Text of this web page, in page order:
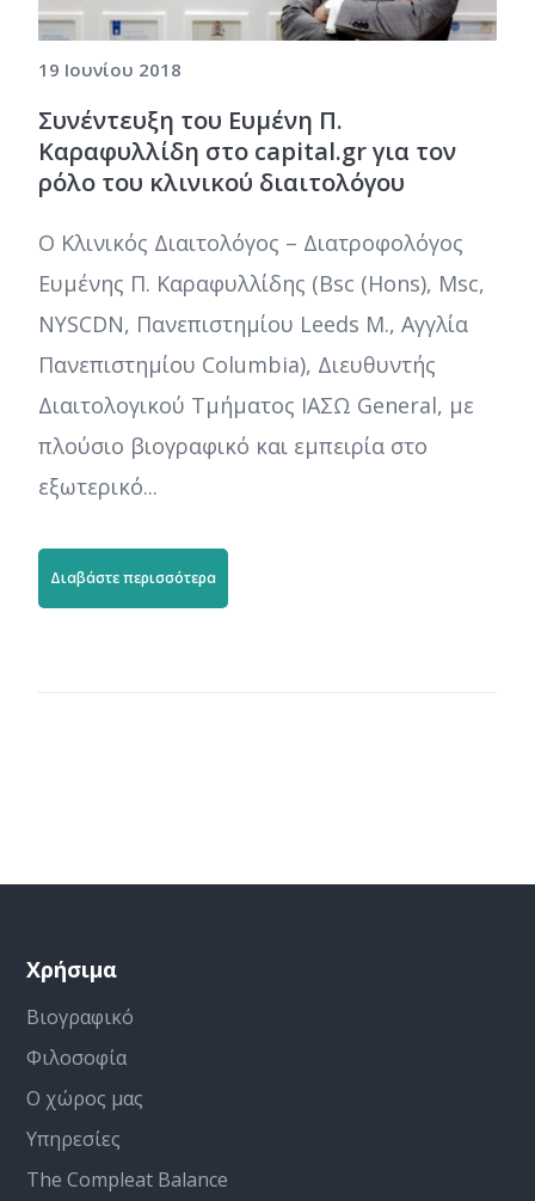
19 Ιουνίου 2018
Συνέντευξη του Ευμένη Π.
Καραφυλλίδη στο capital.gr για τον
ρόλο του κλινικού διαιτολόγου
Ο Κλινικός Διαιτολόγος – Διατροφολόγος
Ευμένης Π. Καραφυλλίδης (Bsc (Hons), Msc,
NYSCDN, Πανεπιστημίου Leeds M., Αγγλία
Πανεπιστημίου Columbia), Διευθυντής
Διαιτολογικού Τμήματος ΙΑΣΩ General, με
πλούσιο βιογραφικό και εμπειρία στο
εξωτερικό...
Διαβάστε περισσότερα
Χρήσιμα
Βιογραφικό
Φιλοσοφία
Ο χώρος μας
Υπηρεσίες
The Compleat Balance